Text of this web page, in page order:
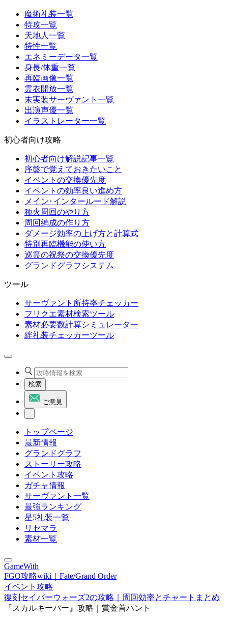
魔術礼装一覧
特攻一覧
天地人一覧
特性一覧
エネミーデータ一覧
身長/体重一覧
再臨画像一覧
霊衣開放一覧
未実装サーヴァント一覧
出演声優一覧
イラストレーター一覧
初心者向け攻略
初心者向け解説記事一覧
序盤で覚えておきたいこと
イベントの交換優先度
イベントの効率良い進め方
メイン･インタールード解説
種火周回のやり方
周回編成の作り方
ダメージ効率の上げ方と計算式
特別再臨機能の使い方
巡霊の祝祭の交換優先度
グランドグラフシステム
ツール
サーヴァント所持率チェッカー
フリクエ素材検索ツール
素材必要数計算シミュレーター
絆礼装チェッカーツール
検索
ご意見
トップページ
最新情報
グランドグラフ
ストーリー攻略
イベント攻略
ガチャ情報
サーヴァント一覧
最強ランキング
星5礼装一覧
リセマラ
素材一覧
GameWith
FGO攻略wiki｜Fate/Grand Order
イベント攻略
復刻セイバーウォーズ2の攻略｜周回効率とチャートまとめ
『スカルキーパー』攻略｜賞金首ハント